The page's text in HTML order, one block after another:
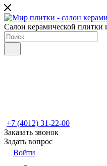
Салон керамической плитки
+7 (4012) 31-22-00
Заказать звонок
Задать вопрос
Войти